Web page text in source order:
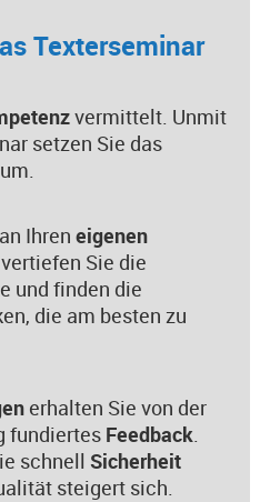
Texterseminar
vermittelt. Unmit
setzen Sie das
Ihren eigenen
vertiefen Sie die
und finden die
die am besten zu
erhalten Sie von der
fundiertes Feedback
schnell Sicherheit
steigert sich.